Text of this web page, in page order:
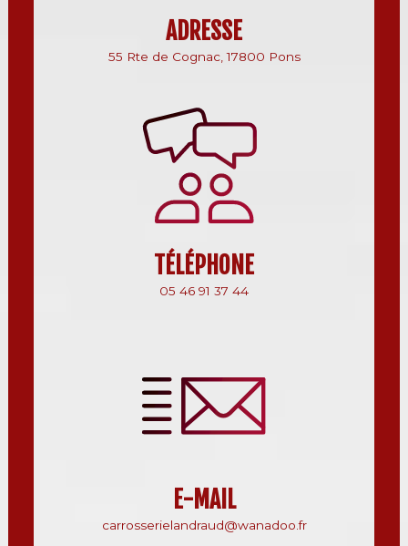
ADRESSE
55 Rte de Cognac, 17800 Pons
TÉLÉPHONE
05 46 91 37 44
E-MAIL
carrosserielandraud@wanadoo.fr